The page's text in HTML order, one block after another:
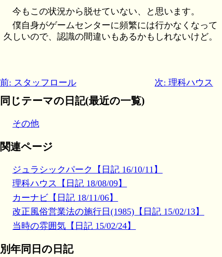
今もこの状況から脱せていない、と思います。
僕自身がゲームセンターに頻繁には行かなくなって
久しいので、認識の間違いもあるかもしれないけど。
前: スタッフロール 次: 理科ハウス
同じテーマの日記(最近の一覧)
その他
関連ページ
ジュラシックパーク【日記 16/10/11】
理科ハウス【日記 18/08/09】
カーナビ【日記 18/11/06】
改正風俗営業法の施行日(1985)【日記 15/02/13】
当時の雰囲気【日記 15/02/24】
別年同日の日記